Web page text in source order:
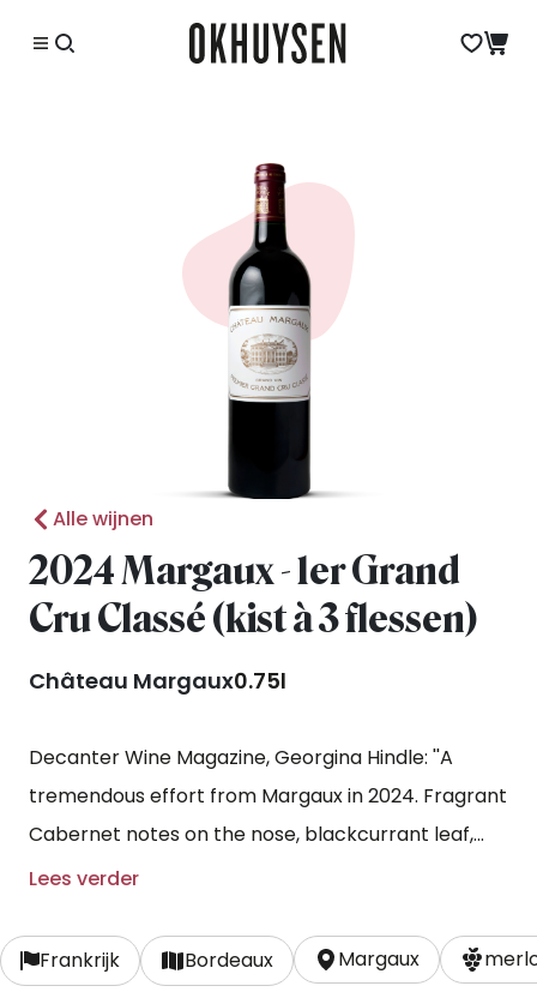
Alle wijnen
2024 Margaux - 1er Grand
Cru Classé (kist à 3 flessen)
Château Margaux0.75l
Decanter Wine Magazine, Georgina Hindle: ''A
tremendous effort from Margaux in 2024. Fragrant
Cabernet notes on the nose, blackcurrant leaf,
blackcurrants, cherries, some tobacco touches,
Wild flower meadows with ripe cherries and
blackcurrants. Glossy and so smooth, incredibly
Lees verder
Frankrijk Bordeaux Margaux